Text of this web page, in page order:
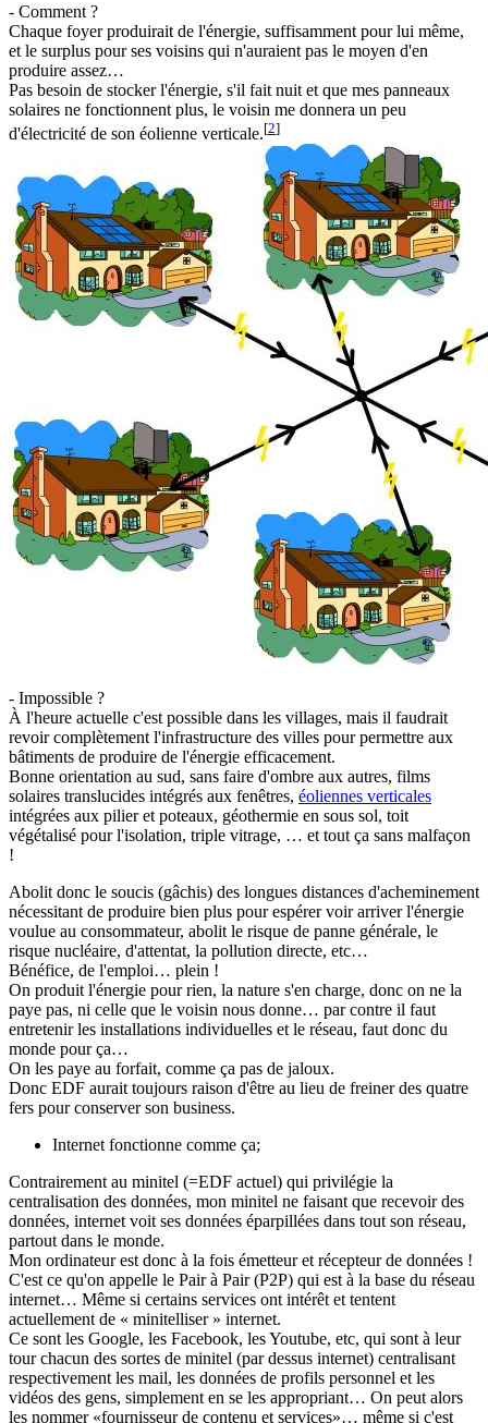
- Comment ?
Chaque foyer produirait de l'énergie, suffisamment pour lui même,
et le surplus pour ses voisins qui n'auraient pas le moyen d'en
produire assez…
Pas besoin de stocker l'énergie, s'il fait nuit et que mes panneaux
solaires ne fonctionnent plus, le voisin me donnera un peu
d'électricité de son éolienne verticale.[2]
- Impossible ?
À l'heure actuelle c'est possible dans les villages, mais il faudrait
revoir complètement l'infrastructure des villes pour permettre aux
bâtiments de produire de l'énergie efficacement.
Bonne orientation au sud, sans faire d'ombre aux autres, films
solaires translucides intégrés aux fenêtres, éoliennes verticales
intégrées aux pilier et poteaux, géothermie en sous sol, toit
végétalisé pour l'isolation, triple vitrage, … et tout ça sans malfaçon
!
Abolit donc le soucis (gâchis) des longues distances d'acheminement
nécessitant de produire bien plus pour espérer voir arriver l'énergie
voulue au consommateur, abolit le risque de panne générale, le
risque nucléaire, d'attentat, la pollution directe, etc…
Bénéfice, de l'emploi… plein !
On produit l'énergie pour rien, la nature s'en charge, donc on ne la
paye pas, ni celle que le voisin nous donne… par contre il faut
entretenir les installations individuelles et le réseau, faut donc du
monde pour ça…
On les paye au forfait, comme ça pas de jaloux.
Donc EDF aurait toujours raison d'être au lieu de freiner des quatre
fers pour conserver son business.
Internet fonctionne comme ça;
Contrairement au minitel (=EDF actuel) qui privilégie la
centralisation des données, mon minitel ne faisant que recevoir des
données, internet voit ses données éparpillées dans tout son réseau,
partout dans le monde.
Mon ordinateur est donc à la fois émetteur et récepteur de données !
C'est ce qu'on appelle le Pair à Pair (P2P) qui est à la base du réseau
internet… Même si certains services ont intérêt et tentent
actuellement de « minitelliser » internet.
Ce sont les Google, les Facebook, les Youtube, etc, qui sont à leur
tour chacun des sortes de minitel (par dessus internet) centralisant
respectivement les mail, les données de profils personnel et les
vidéos des gens, simplement en se les appropriant… On peut alors
les nommer «fournisseur de contenu et services»… même si c'est